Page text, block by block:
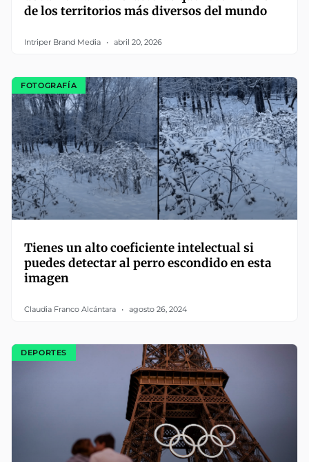
de los territorios más diversos del mundo
Intriper Brand Media abril 20, 2026
FOTOGRAFÍA
Tienes un alto coeficiente intelectual si
puedes detectar al perro escondido en esta
imagen
Claudia Franco Alcántara agosto 26, 2024
DEPORTES